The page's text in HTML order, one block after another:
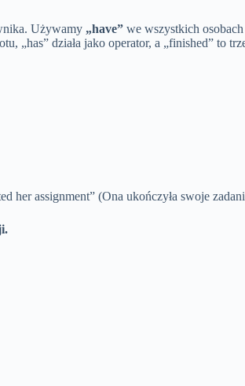
Używamy „have” we wszystkich
„has” działa jako operator, a „finished” to
her assignment” (Ona ukończyła swoje